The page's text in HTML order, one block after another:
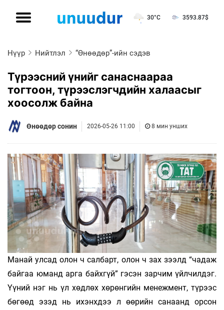
30°C 3593.87$
Нүүр Нийтлэл “Өнөөдөр”-ийн сэдэв
Түрээсний үнийг санаснаараа
тогтоон, түрээслэгчдийн халаасыг
хоосолж байна
Өнөөдөр сонин 2026-05-26 11:00 8 мин унших
Манай улсад олон ч салбарт, олон ч зах зээлд “чадаж
байгаа юманд арга байхгүй” гэсэн зарчим үйлчилдэг.
Үүний нэг нь үл хөдлөх хөрөнгийн менежмент, түрээс
бөгөөд эзэд нь ихэнхдээ л өөрийн санаанд орсон